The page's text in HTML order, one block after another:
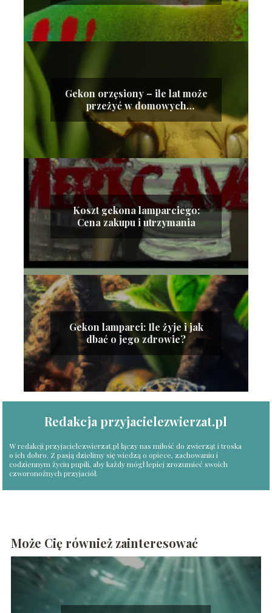
Gekon orzęsiony – ile lat może
przeżyć w domowych
warunkach?
Koszt gekona lamparciego:
Cena zakupu i utrzymania
Gekon lamparci: Ile żyje i jak
dbać o jego zdrowie?
Redakcja przyjacielezwierzat.pl
W redakcji przyjacielezwierzat.pl łączy nas miłość do zwierząt i troska
o ich dobro. Z pasją dzielimy się wiedzą o opiece, zachowaniu i
codziennym życiu pupili, aby każdy mógł lepiej zrozumieć swoich
czworonożnych przyjaciół.
Może Cię również zainteresować